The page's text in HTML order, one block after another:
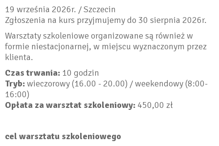
19 września 2026r. / Szczecin
​Zgłoszenia na kurs przyjmujemy do 30 sierpnia 2026r.
Warsztaty szkoleniowe organizowane są również w
formie niestacjonarnej, w miejscu wyznaczonym przez
klienta.
Czas trwania: 10 godzin
Tryb:wieczorowy (16.00 - 20.00) / weekendowy (8:00-
16:00)
Opłata za warsztat szkoleniowy: 450,00 zł
cel warsztatu szkoleniowego